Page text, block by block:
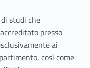
studi che
presso
ai
così come